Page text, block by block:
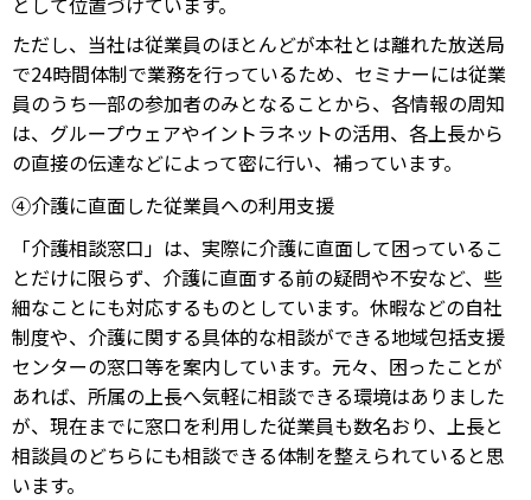
ただし、当社は従業員のほとんどが本社とは離れた放送局
で24時間体制で業務を行っているため、セミナーには従業
員のうち一部の参加者のみとなることから、各情報の周知
は、グループウェアやイントラネットの活用、各上長から
の直接の伝達などによって密に行い、補っています。
④介護に直面した従業員への利用支援
「介護相談窓口」は、実際に介護に直面して困っているこ
とだけに限らず、介護に直面する前の疑問や不安など、些
細なことにも対応するものとしています。休暇などの自社
制度や、介護に関する具体的な相談ができる地域包括支援
センターの窓口等を案内しています。元々、困ったことが
あれば、所属の上長へ気軽に相談できる環境はありました
が、現在までに窓口を利用した従業員も数名おり、上長と
相談員のどちらにも相談できる体制を整えられていると思
います。